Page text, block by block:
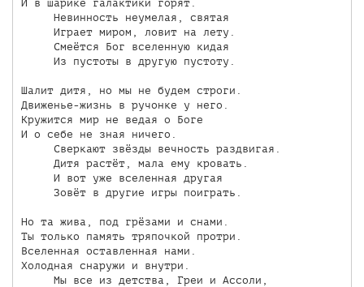
И в шарике галактики горят.
     Невинность неумелая, святая
     Играет миром, ловит на лету.
     Смеётся Бог вселенную кидая
     Из пустоты в другую пустоту.
Шалит дитя, но мы не будем строги.
Движенье-жизнь в ручонке у него.
Кружится мир не ведая о Боге
И о себе не зная ничего.
     Сверкают звёзды вечность раздвигая.
     Дитя растёт, мала ему кровать.
     И вот уже вселенная другая
     Зовёт в другие игры поиграть.
Но та жива, под грёзами и снами.
Ты только память тряпочкой протри.
Вселенная оставленная нами.
Холодная снаружи и внутри.
     Мы все из детства, Греи и Ассоли,